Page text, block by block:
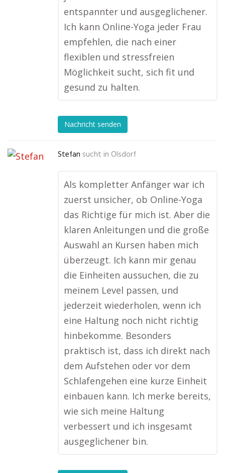
entspannter und ausgeglichener.
Ich kann Online-Yoga jeder Frau
empfehlen, die nach einer
flexiblen und stressfreien
Möglichkeit sucht, sich fit und
gesund zu halten.
Nachricht senden
Stefan sucht in Olsdorf
Als kompletter Anfänger war ich
zuerst unsicher, ob Online-Yoga
das Richtige für mich ist. Aber die
klaren Anleitungen und die große
Auswahl an Kursen haben mich
überzeugt. Ich kann mir genau
die Einheiten aussuchen, die zu
meinem Level passen, und
jederzeit wiederholen, wenn ich
eine Haltung noch nicht richtig
hinbekomme. Besonders
praktisch ist, dass ich direkt nach
dem Aufstehen oder vor dem
Schlafengehen eine kurze Einheit
einbauen kann. Ich merke bereits,
wie sich meine Haltung
verbessert und ich insgesamt
ausgeglichener bin.